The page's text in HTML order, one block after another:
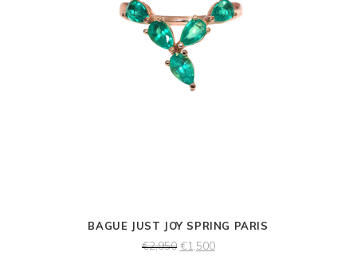
BAGUE JUST JOY SPRING PARIS
€2,950 €1,500